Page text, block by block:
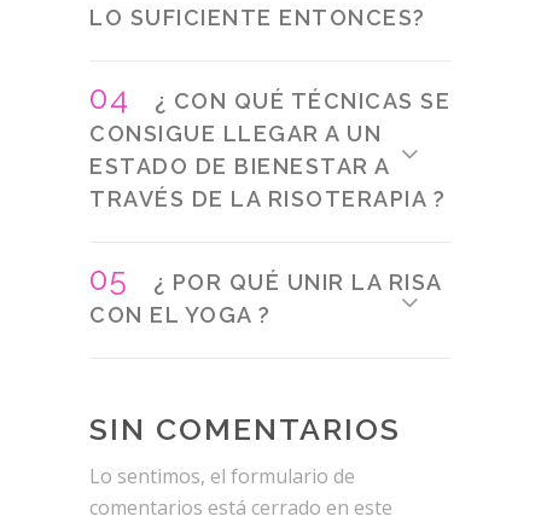
LO SUFICIENTE ENTONCES?
04
¿ CON QUÉ TÉCNICAS SE
CONSIGUE LLEGAR A UN
ESTADO DE BIENESTAR A
TRAVÉS DE LA RISOTERAPIA ?
05
¿ POR QUÉ UNIR LA RISA
CON EL YOGA ?
SIN COMENTARIOS
Lo sentimos, el formulario de
comentarios está cerrado en este